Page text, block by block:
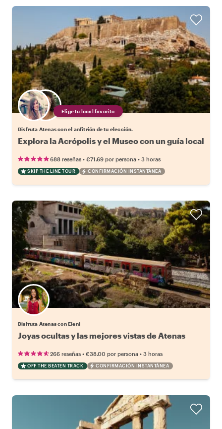
Elige tu local favorito
Disfruta Atenas con el anfitrión de tu elección.
Explora la Acrópolis y el Museo con un guía local
688 reseñas • €71.69 por persona • 3 horas
SKIP THE LINE TOUR CONFIRMACIÓN INSTANTÁNEA
Disfruta Atenas con Eleni
Joyas ocultas y las mejores vistas de Atenas
266 reseñas • €38.00 por persona • 3 horas
OFF THE BEATEN TRACK CONFIRMACIÓN INSTANTÁNEA